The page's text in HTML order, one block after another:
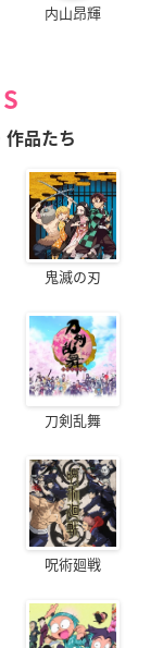
内山昂輝
作品たち
鬼滅の刃
刀剣乱舞
呪術廻戦